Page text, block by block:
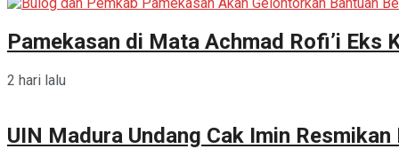
Pamekasan di Mata Achmad Rofi’i Eks
2 hari lalu
UIN Madura Undang Cak Imin